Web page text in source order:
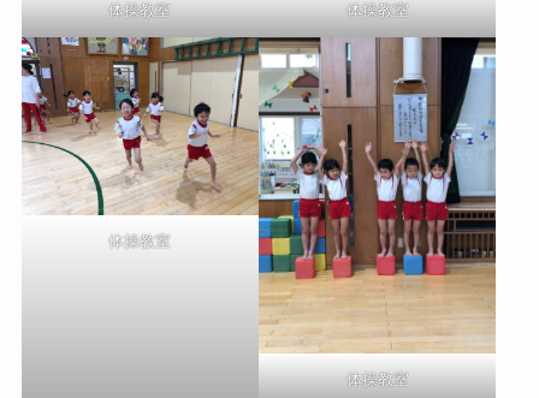
体操教室 体操教室
体操教室
体操教室